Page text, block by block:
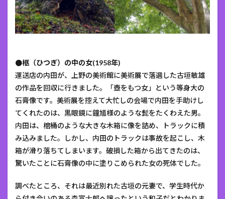
●柩（ひつぎ）の中の女(1958年)
運送店の内田が、上野の美術館に美術展で落選した古垣敏雄
の作品を回収に行きました。「壺をもつ女」という等身大の
石膏像です。美術展を控えて大忙しの会場で内田を手助けし
てくれたのは、黒眼鏡に鐘馗様のような髭をたくわえた男。
内田は、棺桶のような大きな木箱に像を詰め、トラックに積
み込みました。しかし、内田のトラックは事故を起こし、木
箱が滑り落ちてしまいます。破損した箱から出てきたのは、
驚いたことに石膏像の中に塗りこめられた女の死体でした。
調べたところ、それは最近別れた古垣の元妻で、学生時代か